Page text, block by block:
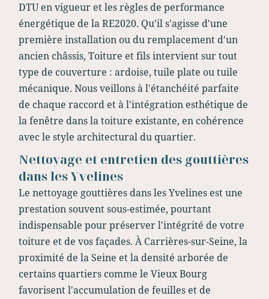
DTU en vigueur et les règles de performance
énergétique de la RE2020. Qu'il s'agisse d'une
première installation ou du remplacement d'un
ancien châssis, Toiture et fils intervient sur tout
type de couverture : ardoise, tuile plate ou tuile
mécanique. Nous veillons à l'étanchéité parfaite
de chaque raccord et à l'intégration esthétique de
la fenêtre dans la toiture existante, en cohérence
avec le style architectural du quartier.
Nettoyage et entretien des gouttières
dans les Yvelines
Le nettoyage gouttières dans les Yvelines est une
prestation souvent sous-estimée, pourtant
indispensable pour préserver l'intégrité de votre
toiture et de vos façades. À Carrières-sur-Seine, la
proximité de la Seine et la densité arborée de
certains quartiers comme le Vieux Bourg
favorisent l'accumulation de feuilles et de